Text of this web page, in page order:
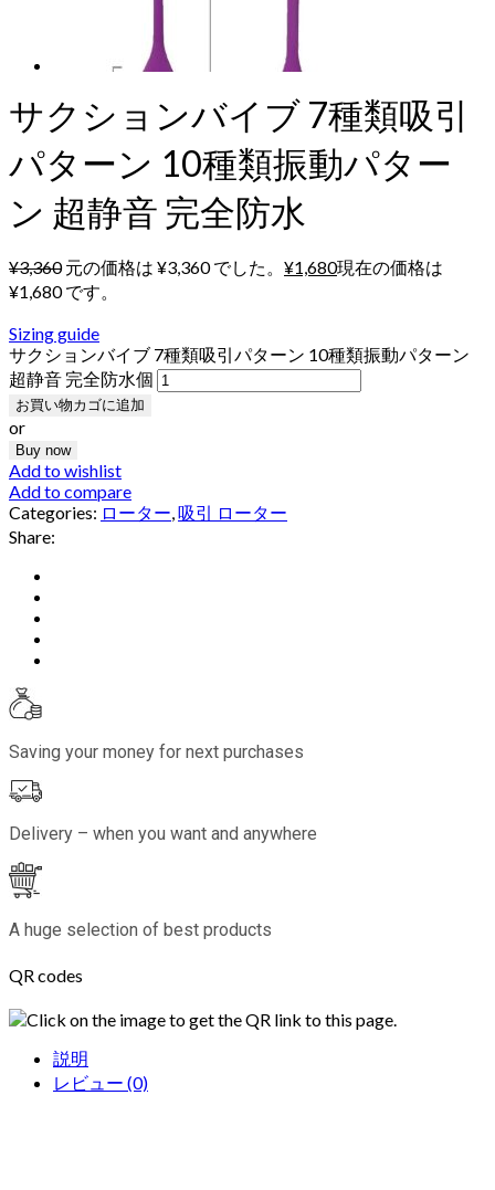
サクションバイブ 7種類吸引
パターン 10種類振動パター
ン 超静音 完全防水
¥3,360 元の価格は ¥3,360 でした。 ¥1,680現在の価格は
¥1,680 です。
Sizing guide
サクションバイブ 7種類吸引パターン 10種類振動パターン
超静音 完全防水個
お買い物カゴに追加
or
Buy now
Add to wishlist
Add to compare
Categories: ローター,吸引 ローター
Share:
Saving your money for next purchases
Delivery – when you want and anywhere
A huge selection of best products
QR codes
Click on the image to get the QR link to this page.
説明
レビュー (0)